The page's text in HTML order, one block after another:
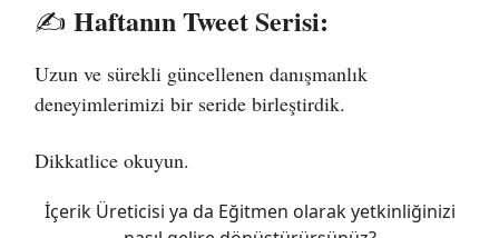
✍️ Haftanın Tweet Serisi:
Uzun ve sürekli güncellenen danışmanlık
deneyimlerimizi bir seride birleştirdik.
Dikkatlice okuyun.
İçerik Üreticisi ya da Eğitmen olarak yetkinliğinizi